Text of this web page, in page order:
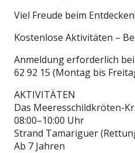
Viel Freude beim Entdecken!
Kostenlose Aktivitäten –
Anmeldung erforderlich
62 92 15 (Montag bis
AKTIVITÄTEN
Das Meeresschildkröten-
08:00–10:00 Uhr
Strand Tamariguer
Ab 7 Jahren